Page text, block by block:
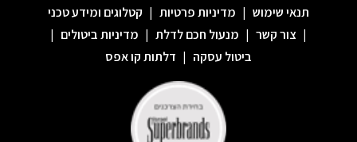
תנאי שימוש | מדיניות פרטיות | קטלוגים ומידע טכני
| צור קשר | מנעול חכם לדלת | מדיניות ביטולים |
ביטול עסקה | דלתות קו אפס